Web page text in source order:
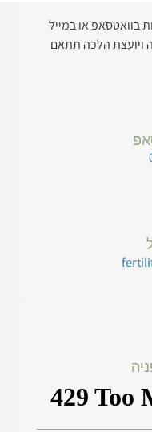
בוואטסאפ או במייל
ויועצת הלכה תתאם